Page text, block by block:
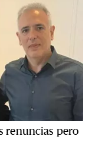
renuncias pero